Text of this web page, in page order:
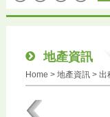
地產資訊
Home > 地產資訊> 出